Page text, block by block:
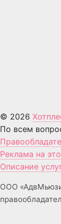
© 2026
По всем
Реклама на
Описание
ООО